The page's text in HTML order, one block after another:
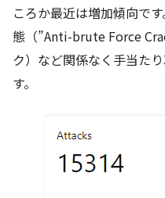
ころか最近は増加傾向で
態（”Anti-brute Force
ク）など関係なく手当た
す。